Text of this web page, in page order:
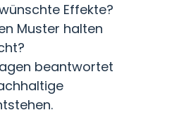
Effekte?
Muster halten
beantwortet